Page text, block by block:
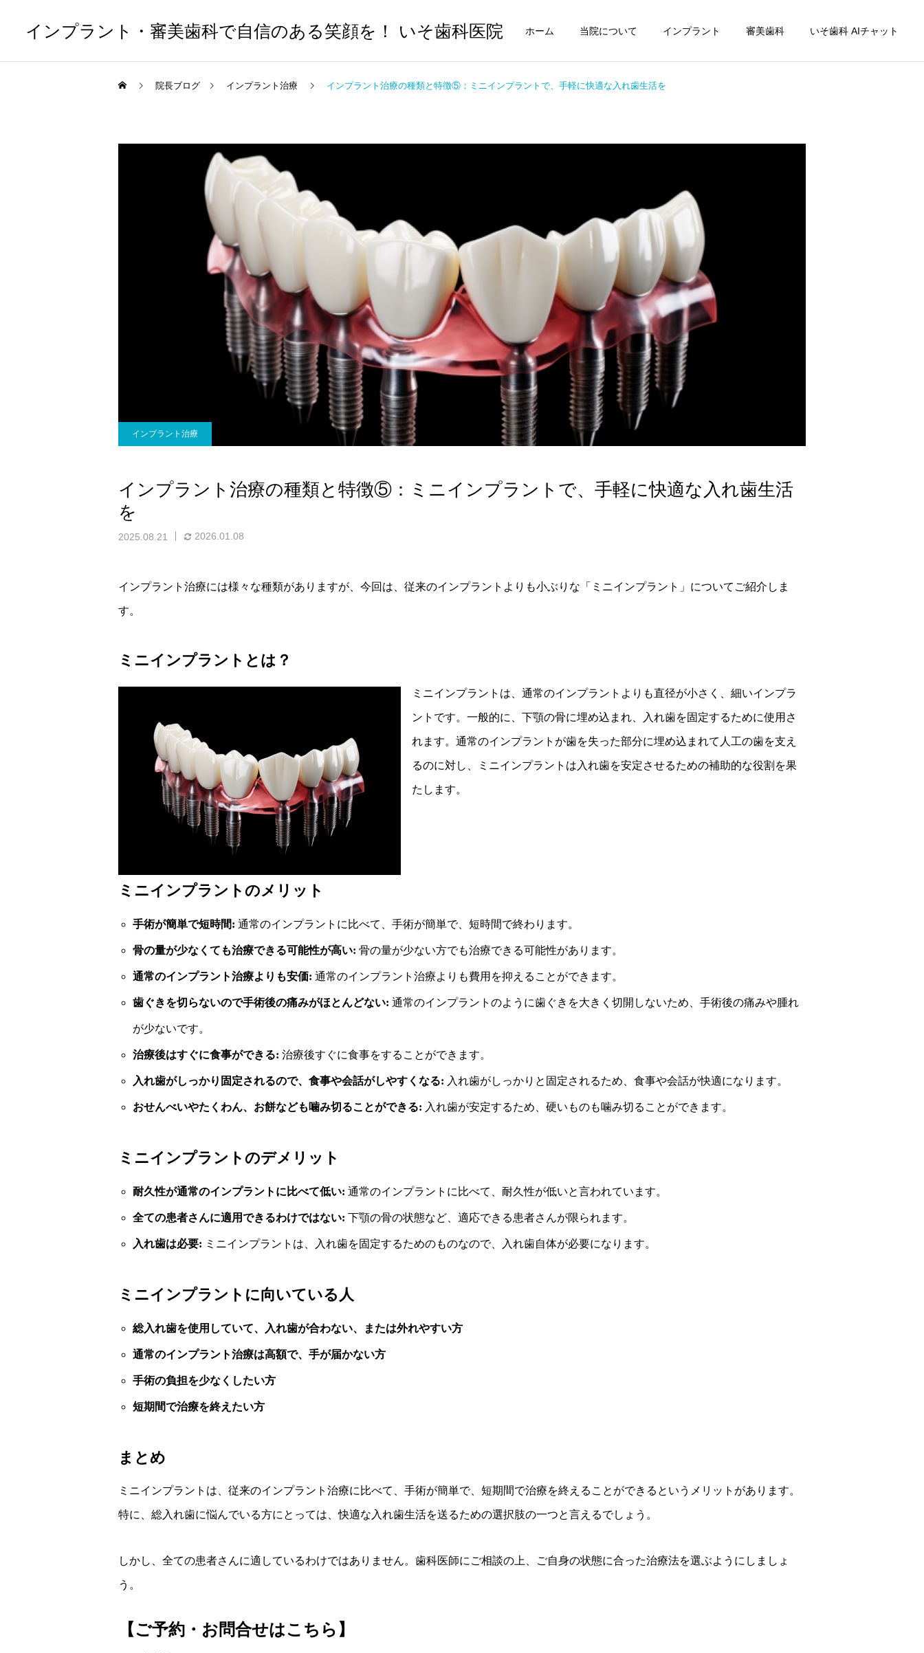
インプラント・審美歯科で自信のある笑顔を！ いそ歯科医院 ホーム 当院について インプラント 審美歯科 いそ歯科 AIチャット
院長ブログ インプラント治療 インプラント治療の種類と特徴⑤：ミニインプラントで、手軽に快適な入れ歯生活を
インプラント治療
インプラント治療の種類と特徴⑤：ミニインプラントで、手軽に快適な入れ歯生活
を
2025.08.21 2026.01.08
インプラント治療には様々な種類がありますが、今回は、従来のインプラントよりも小ぶりな「ミニインプラント」についてご紹介しま
す。
ミニインプラントとは？
ミニインプラントは、通常のインプラントよりも直径が小さく、細いインプラ
ントです。一般的に、下顎の骨に埋め込まれ、入れ歯を固定するために使用さ
れます。通常のインプラントが歯を失った部分に埋め込まれて人工の歯を支え
るのに対し、ミニインプラントは入れ歯を安定させるための補助的な役割を果
たします。
ミニインプラントのメリット
手術が簡単で短時間: 通常のインプラントに比べて、手術が簡単で、短時間で終わります。
骨の量が少なくても治療できる可能性が高い: 骨の量が少ない方でも治療できる可能性があります。
通常のインプラント治療よりも安価: 通常のインプラント治療よりも費用を抑えることができます。
歯ぐきを切らないので手術後の痛みがほとんどない: 通常のインプラントのように歯ぐきを大きく切開しないため、手術後の痛みや腫れ
が少ないです。
治療後はすぐに食事ができる: 治療後すぐに食事をすることができます。
入れ歯がしっかり固定されるので、食事や会話がしやすくなる: 入れ歯がしっかりと固定されるため、食事や会話が快適になります。
おせんべいやたくわん、お餅なども噛み切ることができる: 入れ歯が安定するため、硬いものも噛み切ることができます。
ミニインプラントのデメリット
耐久性が通常のインプラントに比べて低い: 通常のインプラントに比べて、耐久性が低いと言われています。
全ての患者さんに適用できるわけではない: 下顎の骨の状態など、適応できる患者さんが限られます。
入れ歯は必要: ミニインプラントは、入れ歯を固定するためのものなので、入れ歯自体が必要になります。
ミニインプラントに向いている人
総入れ歯を使用していて、入れ歯が合わない、または外れやすい方
通常のインプラント治療は高額で、手が届かない方
手術の負担を少なくしたい方
短期間で治療を終えたい方
まとめ
ミニインプラントは、従来のインプラント治療に比べて、手術が簡単で、短期間で治療を終えることができるというメリットがあります。
特に、総入れ歯に悩んでいる方にとっては、快適な入れ歯生活を送るための選択肢の一つと言えるでしょう。
しかし、全ての患者さんに適しているわけではありません。歯科医師にご相談の上、ご自身の状態に合った治療法を選ぶようにしましょ
う。
【ご予約・お問合せはこちら】